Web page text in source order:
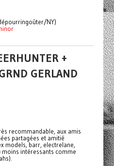
NY)
+
GERLAND
recommandable, aux amis
partagées et amitié
models, barr, electrelane,
moins intéressants comme